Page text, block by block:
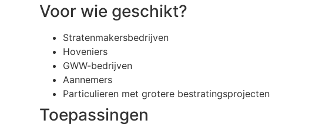
Voor wie geschikt?
Stratenmakersbedrijven
Hoveniers
GWW-bedrijven
Aannemers
Particulieren met grotere bestratingsprojecten
Toepassingen